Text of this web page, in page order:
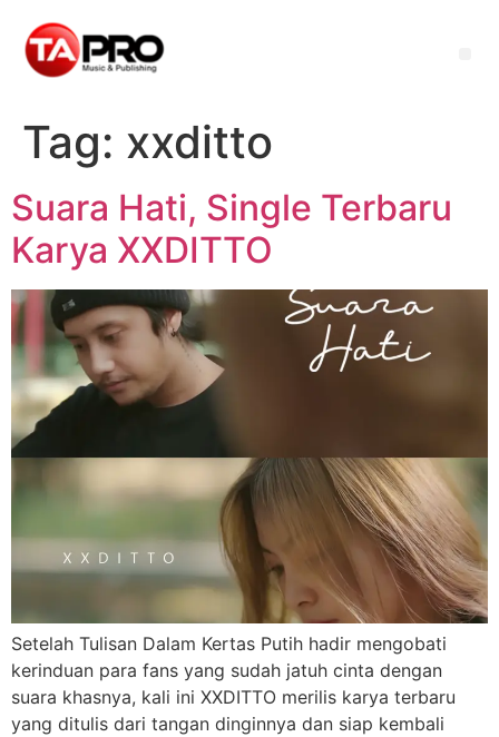
Tag: xxditto
Suara Hati, Single Terbaru
Karya XXDITTO
Setelah Tulisan Dalam Kertas Putih hadir mengobati
kerinduan para fans yang sudah jatuh cinta dengan
suara khasnya, kali ini XXDITTO merilis karya terbaru
yang ditulis dari tangan dinginnya dan siap kembali